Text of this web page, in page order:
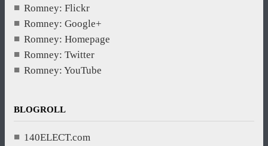
Romney: Flickr
Romney: Google+
Romney: Homepage
Romney: Twitter
Romney: YouTube
BLOGROLL
140ELECT.com